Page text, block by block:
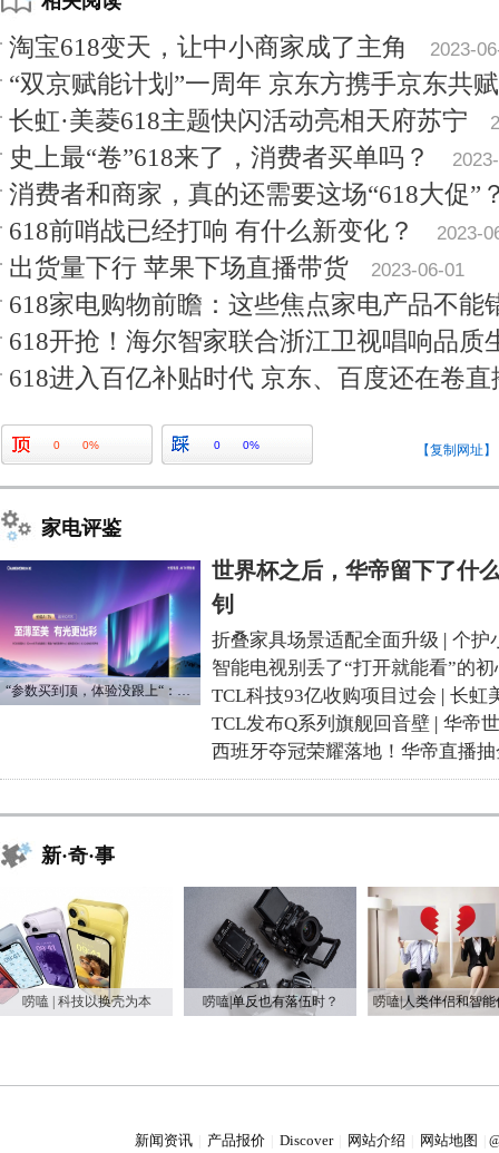
淘宝618变天，让中小商家成了主角 2023-
“双京赋能计划”一周年 京东方携手京东共
长虹·美菱618主题快闪活动亮相天府苏宁
史上最“卷”618来了，消费者买单吗？
消费者和商家，真的还需要这场“618大促”
618前哨战已经打响 有什么新变化？
2023-
出货量下行 苹果下场直播带货 2023-06-01
618家电购物前瞻：这些焦点家电产品不能
618开抢！海尔智家联合浙江卫视唱响品质
618进入百亿补贴时代 京东、百度还在卷直
0 0% 0 0% 【复制网址】
家电评鉴
“参数买到顶，体验没跟上“：长虹追光Q70S给高端电视打了个样
世界杯之后，华帝留下了什
钊
折叠家具场景适配全面升级 | 个护
智能电视别丢了“打开就能看”的初
TCL科技93亿收购项目过会 | 长虹
TCL发布Q系列旗舰回音壁 | 华帝
西班牙夺冠荣耀落地！华帝直播
新·奇·事
唠嗑 | 科技以换壳为本 唠嗑|单反也有落伍时？
新闻资讯 产品报价 Discover 网站介绍 网站地图